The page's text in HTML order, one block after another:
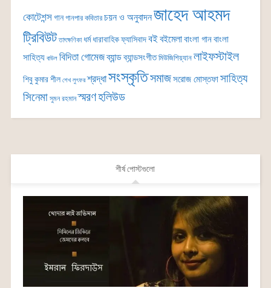
কোটেশন্সগান গানপার কবিতার চয়ন ও অনুবাদনজাহেদ আহমদ
ট্রিবিউট তাৎক্ষণিকা ধর্ম ধারাবাহিকফ্যাসিবাদবইবইমেলাবাংলা গানবাংলা
সাহিত্য বাউল বিদিতা গোমেজব্যান্ডব্যান্ডসংগীত মিউজিশিয়্যান লাইফস্টাইল
শিবু কুমার শীল শেখ লুৎফর শ্রদ্ধাসংস্কৃতিসমাজসরোজ মোস্তফাসাহিত্য
সিনেমা সুমন রহমান স্মরণহলিউড
শীর্ষ পোস্টগুলো